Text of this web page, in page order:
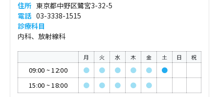
住所 東京都中野区鷺宮3-32-5
電話 03-3338-1515
診療科目
内科、放射線科
月 火 水 木 金 土 日 祝
09:00 ~12:00 ● ● ● ● ●
●
15:00 ~18:00 ● ● ● ● ●